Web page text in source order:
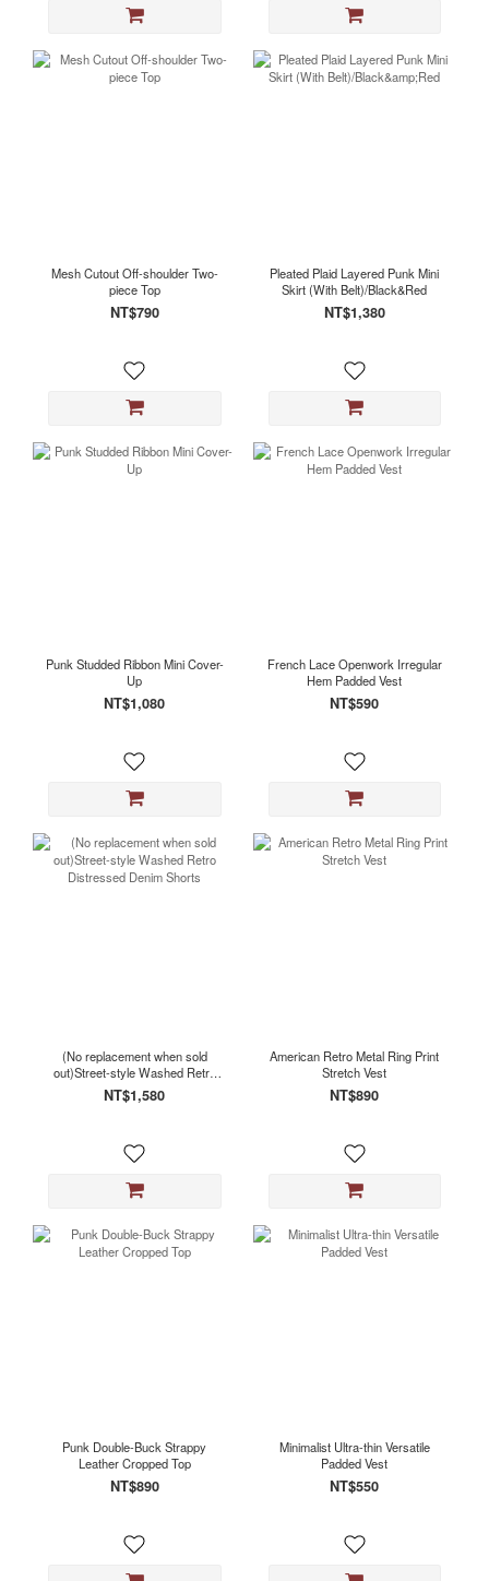
Mesh Cutout Off-shoulder Two-
piece Top
NT$790
Pleated Plaid Layered Punk Mini
Skirt (With Belt)/Black&Red
NT$1,380
Punk Studded Ribbon Mini Cover-
Up
NT$1,080
French Lace Openwork Irregular
Hem Padded Vest
NT$590
(No replacement when sold
out)Street-style Washed Retro
Distressed Denim Shorts
NT$1,580
American Retro Metal Ring Print
Stretch Vest
NT$890
Punk Double-Buck Strappy
Leather Cropped Top
NT$890
Minimalist Ultra-thin Versatile
Padded Vest
NT$550